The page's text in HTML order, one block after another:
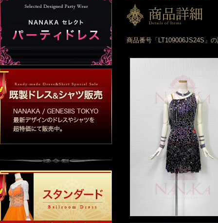
商品番号「LT109006JS24S」